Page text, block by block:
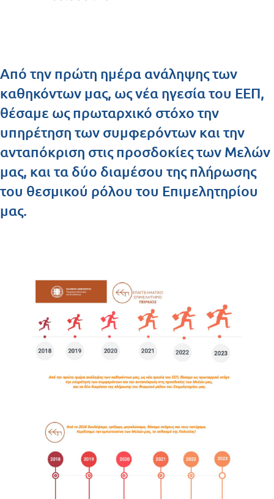
Από την πρώτη ημέρα ανάληψης των
καθηκόντων μας, ως νέα ηγεσία του ΕΕΠ,
θέσαμε ως πρωταρχικό στόχο την
υπηρέτηση των συμφερόντων και την
ανταπόκριση στις προσδοκίες των Μελών
μας, και τα δύο διαμέσου της πλήρωσης
του θεσμικού ρόλου του Επιμελητηρίου
μας.